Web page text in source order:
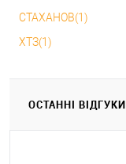
СТАХАНОВ(1)
ХТЗ(1)
ОСТАННІ ВІДГУКИ